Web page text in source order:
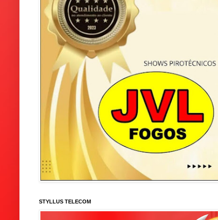
STYLLUS TELECOM